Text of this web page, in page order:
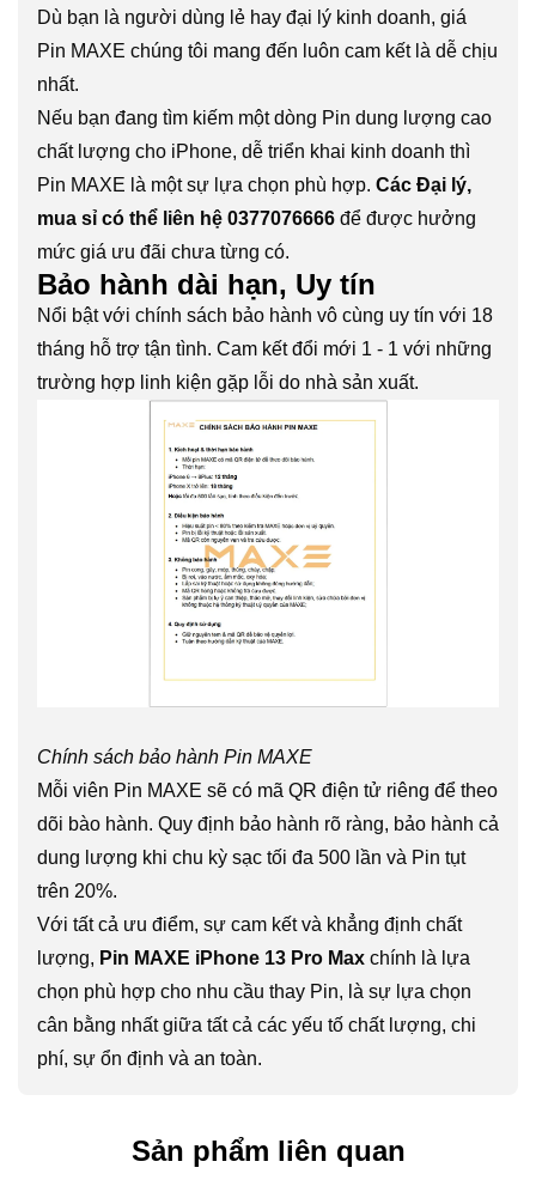
Dù bạn là người dùng lẻ hay đại lý kinh doanh, giá
Pin MAXE chúng tôi mang đến luôn cam kết là dễ chịu
nhất.
Nếu bạn đang tìm kiếm một dòng Pin dung lượng cao
chất lượng cho iPhone, dễ triển khai kinh doanh thì
Pin MAXE là một sự lựa chọn phù hợp. Các Đại lý,
mua sỉ có thể liên hệ 0377076666 để được hưởng
mức giá ưu đãi chưa từng có.
Bảo hành dài hạn, Uy tín
Nổi bật với chính sách bảo hành vô cùng uy tín với 18
tháng hỗ trợ tận tình. Cam kết đổi mới 1 - 1 với những
trường hợp linh kiện gặp lỗi do nhà sản xuất.
Chính sách bảo hành Pin MAXE
Mỗi viên Pin MAXE sẽ có mã QR điện tử riêng để theo
dõi bào hành. Quy định bảo hành rõ ràng, bảo hành cả
dung lượng khi chu kỳ sạc tối đa 500 lần và Pin tụt
trên 20%.
Với tất cả ưu điểm, sự cam kết và khẳng định chất
lượng, Pin MAXE iPhone 13 Pro Max chính là lựa
chọn phù hợp cho nhu cầu thay Pin, là sự lựa chọn
cân bằng nhất giữa tất cả các yếu tố chất lượng, chi
phí, sự ổn định và an toàn.
Sản phẩm liên quan